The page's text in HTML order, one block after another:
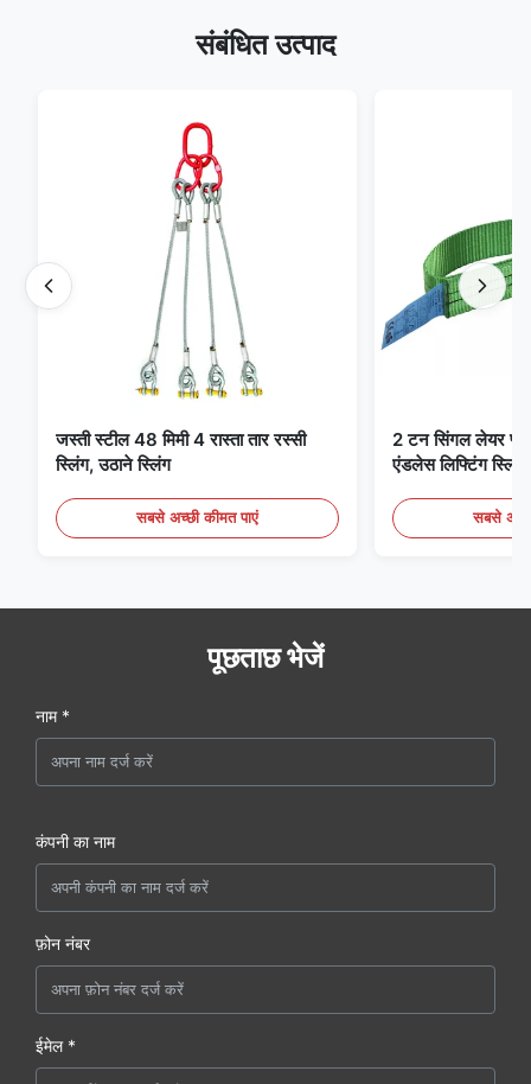
संबंधित उत्पाद
जस्ती स्टील 48 मिमी 4 रास्ता तार रस्सी
स्लिंग, उठाने स्लिंग
सबसे अच्छी कीमत पाएं
2 टन सिंगल लेयर
एंडलेस लिफ्टिंग स्लिंग्स
सबसे
पूछताछ भेजें
नाम *
कंपनी का नाम
फ़ोन नंबर
ईमेल *